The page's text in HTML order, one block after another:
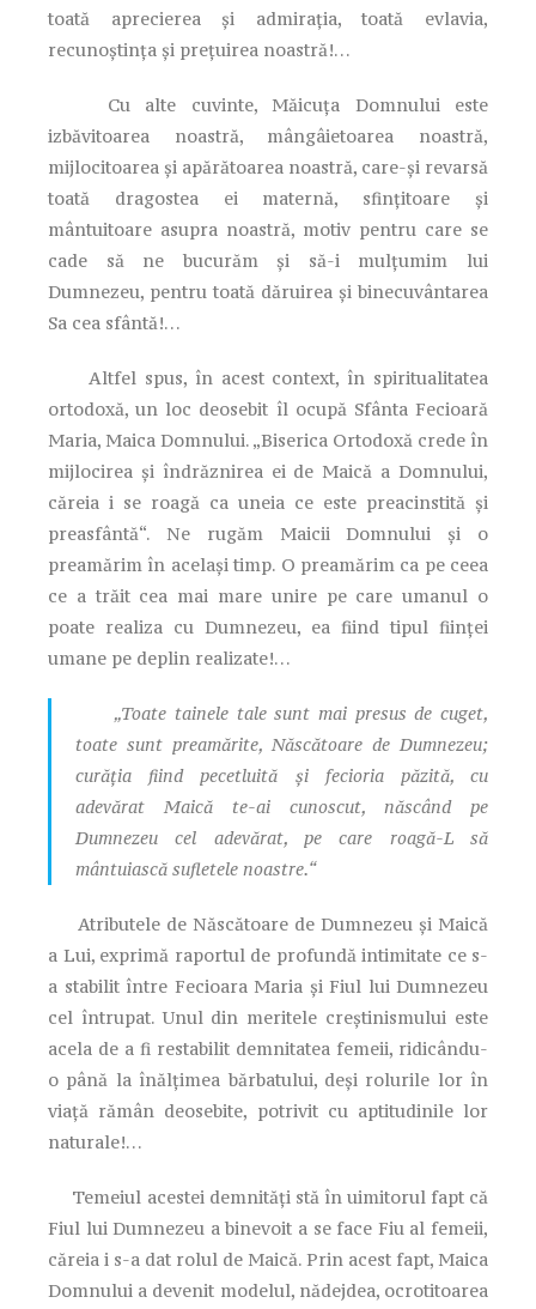
toată aprecierea și admirația, toată evlavia,
recunoștința și prețuirea noastră!…
Cu alte cuvinte, Măicuța Domnului este
izbăvitoarea noastră, mângâietoarea noastră,
mijlocitoarea și apărătoarea noastră, care-și revarsă
toată dragostea ei maternă, sfințitoare și
mântuitoare asupra noastră, motiv pentru care se
cade să ne bucurăm și să-i mulțumim lui
Dumnezeu, pentru toată dăruirea și binecuvântarea
Sa cea sfântă!…
Altfel spus, în acest context, în spiritualitatea
ortodoxă, un loc deosebit îl ocupă Sfânta Fecioară
Maria, Maica Domnului. „Biserica Ortodoxă crede în
mijlocirea şi îndrăznirea ei de Maică a Domnului,
căreia i se roagă ca uneia ce este preacinstită şi
preasfântă“. Ne rugăm Maicii Domnului şi o
preamărim în acelaşi timp. O preamărim ca pe ceea
ce a trăit cea mai mare unire pe care umanul o
poate realiza cu Dumnezeu, ea fiind tipul fiinţei
umane pe deplin realizate!…
„Toate tainele tale sunt mai presus de cuget,
toate sunt preamărite, Născătoare de Dumnezeu;
curăţia fiind pecetluită şi fecioria păzită, cu
adevărat Maică te-ai cunoscut, născând pe
Dumnezeu cel adevărat, pe care roagă-L să
mântuiască sufletele noastre.“
Atributele de Născătoare de Dumnezeu şi Maică
a Lui, exprimă raportul de profundă intimitate ce s­-
a stabilit între Fecioara Maria şi Fiul lui Dumnezeu
cel întrupat. Unul din meritele creştinismului este
acela de a fi restabilit demnitatea femeii, ridicându-
o până la înălţimea bărbatului, deşi rolurile lor în
viaţă rămân deosebite, potrivit cu aptitudinile lor
naturale!…
Temeiul acestei demnităţi stă în uimitorul fapt că
Fiul lui Dumnezeu a binevoit a se face Fiu al femeii,
căreia i s-a dat rolul de Maică. Prin acest fapt, Maica
Domnului a devenit modelul, nădejdea, ocrotitoarea